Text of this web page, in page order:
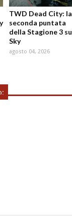
TWD Dead City: la
seconda puntata
della Stagione 3 su
Sky
agosto 04, 2026